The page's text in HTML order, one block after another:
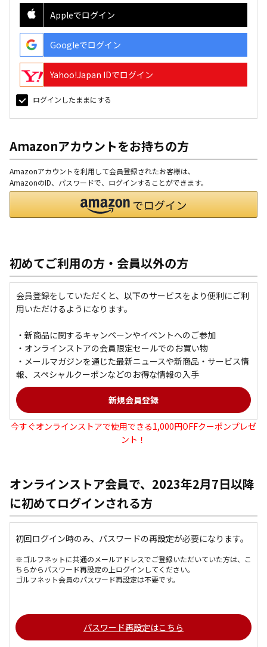
Appleでログイン
Googleでログイン
Yahoo!Japan IDでログイン
ログインしたままにする
Amazonアカウントをお持ちの方
Amazonアカウントを利用して会員登録されたお客様は、
AmazonのID、パスワードで、ログインすることができます。
初めてご利用の方・会員以外の方
会員登録をしていただくと、以下のサービスをより便利にご利
用いただけるようになります。
・新商品に関するキャンペーンやイベントへのご参加
・オンラインストアの会員限定セールでのお買い物
・メールマガジンを通じた最新ニュースや新商品・サービス情
報、スペシャルクーポンなどのお得な情報の入手
今すぐオンラインストアで使用できる1,000円OFFクーポンプレゼ
ント！
オンラインストア会員で、2023年2月7日以降
に初めてログインされる方
初回ログイン時のみ、パスワードの再設定が必要になります。
※ゴルフネットに共通のメールアドレスでご登録いただいていた方は、こ
ちらからパスワード再設定の上ログインしてください。
ゴルフネット会員のパスワード再設定は不要です。
パスワード再設定はこちら